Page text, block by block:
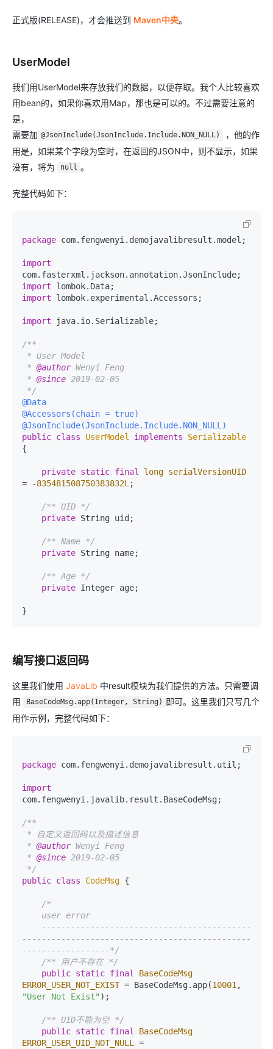
正式版(RELEASE)，才会推送到 Maven中央。
UserModel
我们用UserModel来存放我们的数据，以便存取。我个人比较喜欢
用bean的，如果你喜欢用Map，那也是可以的。不过需要注意的
是，
需要加 @JsonInclude(JsonInclude.Include.NON_NULL)
，他的作
用是，如果某个字段为空时，在返回的JSON中，则不显示，如果
没有，将为
null 。
完整代码如下：
package com.fengwenyi.demojavalibresult.model;
import
import
import lombok.experimental.Accessors;
import java.io.Serializable;
/**
* @author Wenyi Feng
* @since 2019-02-05
*/
@Data
@Accessors(chain = true)
@JsonInclude(JsonInclude.Include.NON_NULL)
public class UserModel implements
Serializable
{
private static final long serialVersionUID
= -835481508750383832L ;
/** UID */
private String uid;
/** Name */
private String name;
/** Age */
private Integer age;
}
编写接口返回码
这里我们使用 JavaLib 中result模块为我们提供的方法。只需要调
用
BaseCodeMsg.app(Integer, String) 即可。这里我们只写几个
用作示例，完整代码如下：
package com.fengwenyi.demojavalibresult.util;
import
com.fengwenyi.javalib.result.BaseCodeMsg;
/**
* @author Wenyi Feng
* @since 2019-02-05
*/
public class CodeMsg {
/*
-----------------------------------------------
------------------*/
/** 用户不存在 */
public static final
BaseCodeMsg
ERROR_USER_NOT_EXIST = BaseCodeMsg.app(10001
"User Not Exist" );
/** UID不能为空 */
public static final
BaseCodeMsg
ERROR_USER_UID_NOT_NULL
=